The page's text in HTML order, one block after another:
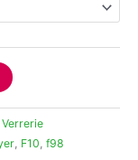
Verrerie
, F10, f98